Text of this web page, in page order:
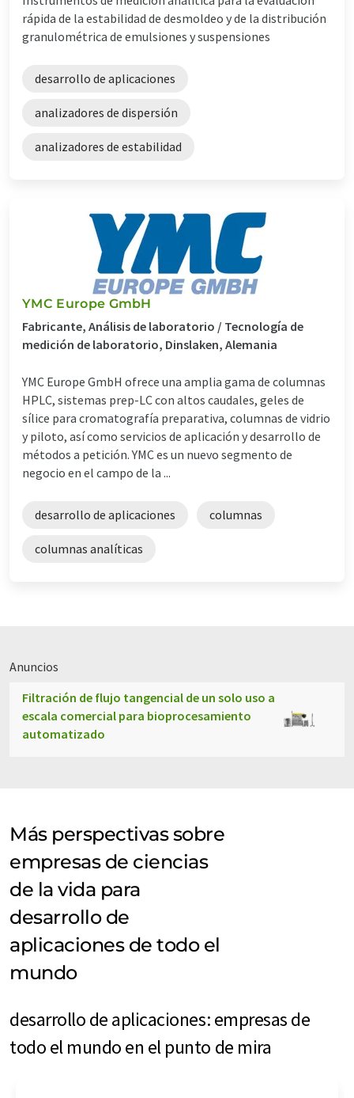
rápida de la estabilidad de desmoldeo y de la distribución
granulométrica de emulsiones y suspensiones
desarrollo de aplicaciones
analizadores de dispersión
analizadores de estabilidad
YMC Europe GmbH
Fabricante, Análisis de laboratorio / Tecnología de
medición de laboratorio, Dinslaken, Alemania
YMC Europe GmbH ofrece una amplia gama de columnas
HPLC, sistemas prep-LC con altos caudales, geles de
sílice para cromatografía preparativa, columnas de vidrio
y piloto, así como servicios de aplicación y desarrollo de
métodos a petición. YMC es un nuevo segmento de
negocio en el campo de la ...
desarrollo de aplicaciones columnas
columnas analíticas
Anuncios
Filtración de flujo tangencial de un solo uso a
escala comercial para bioprocesamiento
automatizado
Más perspectivas sobre
empresas de ciencias
de la vida para
desarrollo de
aplicaciones de todo el
mundo
desarrollo de aplicaciones: empresas de
todo el mundo en el punto de mira